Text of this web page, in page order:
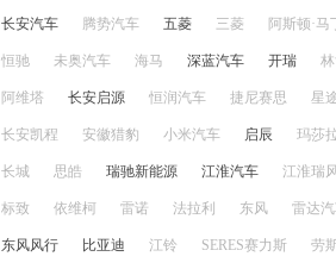
长安汽车 腾势汽车 五菱 三菱 阿斯顿·马
恒驰 未奥汽车 海马 深蓝汽车 开瑞
阿维塔 长安启源 恒润汽车 捷尼赛思 星
长安凯程 安徽猎豹 小米汽车 启辰 玛莎
长城 思皓 瑞驰新能源 江淮汽车 江淮瑞
标致 依维柯 雷诺 法拉利 东风 雷达
东风风行 比亚迪 江铃 SERES赛力斯 劳